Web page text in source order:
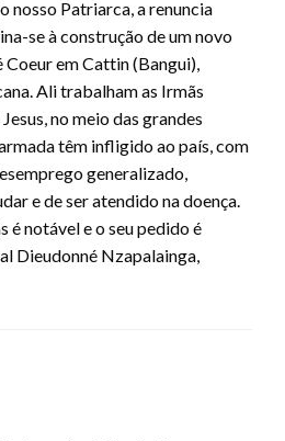
nosso Patriarca, a renuncia
se à construção de um novo
Coeur em Cattin (Bangui),
Ali trabalham as Irmãs
no meio das grandes
têm infligido ao país, com
generalizado,
e de ser atendido na doença.
é notável e o seu pedido é
Dieudonné Nzapalainga,